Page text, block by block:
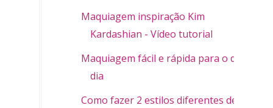
Maquiagem inspiração Kim
Kardashian - Vídeo tutorial
Maquiagem fácil e rápida para o dia a
dia
Como fazer 2 estilos diferentes de